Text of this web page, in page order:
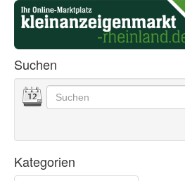
Startseite
Startseite
Anzeigenliste
Suchen
Suchoptionen
Datum Geben Sie hier Ihre
Kategorien